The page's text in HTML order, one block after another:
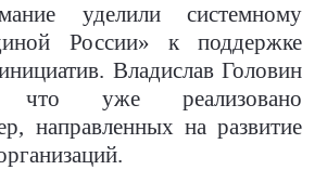
уделили системному
России» к поддержке
Владислав Головин
что уже реализовано
направленных на развитие